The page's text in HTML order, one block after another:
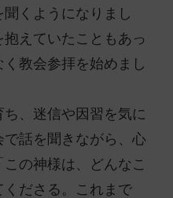
くようになりまし
えていたこともあっ
教会参拝を始めまし
、迷信や因習を気に
で話を聞きながら、心
の神様は、どんなこ
くださる。これまで